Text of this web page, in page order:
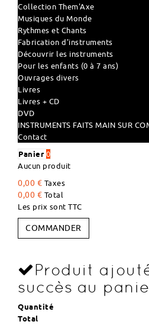
Collection Them'Axe
Musiques du Monde
Rythmes et Chants
Fabrication d'instruments
Découvrir les instruments
Pour les enfants (0 à 7 ans)
Ouvrages divers
Livres
Livres + CD
DVD
INSTRUMENTS FAITS MAIN SUR
Contact
Panier 0
Aucun produit
0,00 € Taxes
0,00 € Total
Les prix sont TTC
COMMANDER
Produit
succès au
Quantité
Total